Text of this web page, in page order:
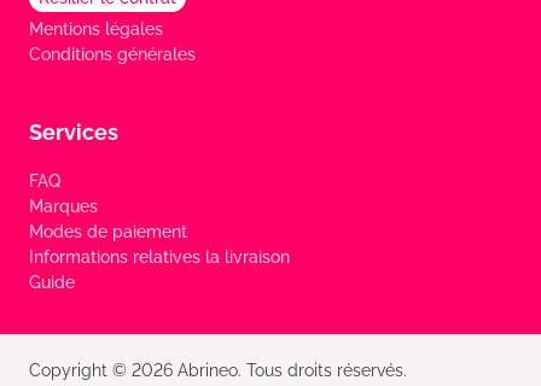
Mentions légales
Conditions générales
Services
FAQ
Marques
Modes de paiement
Informations relatives la livraison
Guide
Copyright © 2026 Abrineo. Tous droits réservés.